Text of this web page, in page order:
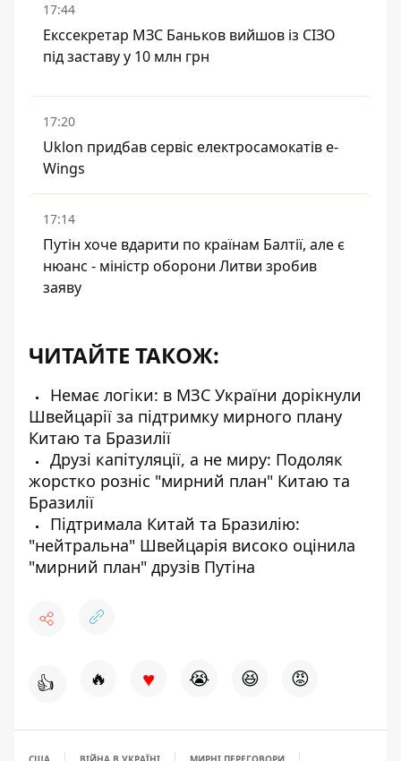
17:44
Екссекретар МЗС Баньков вийшов із СІЗО
під заставу у 10 млн грн
17:20
Uklon придбав сервіс електросамокатів e-
Wings
17:14
Путін хоче вдарити по країнам Балтії, але є
нюанс - міністр оборони Литви зробив
заяву
ЧИТАЙТЕ ТАКОЖ:
Немає логіки: в МЗС України дорікнули
Швейцарії за підтримку мирного плану
Китаю та Бразилії
Друзі капітуляції, а не миру: Подоляк
жорстко розніс "мирний план" Китаю та
Бразилії
Підтримала Китай та Бразилію:
"нейтральна" Швейцарія високо оцінила
"мирний план" друзів Путіна
👍 🔥 ♥ 😭 😆 😡